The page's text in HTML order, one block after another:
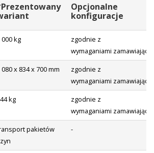
Opcjonalne
konfiguracje
000 kg
zgodnie z
wymaganiami
080 x 834 x 700 mm
zgodnie z
wymaganiami
kg
zgodnie z
wymaganiami
pakietów
-